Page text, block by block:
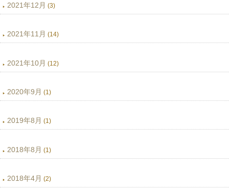
2021年12月 (3)
2021年11月 (14)
2021年10月 (12)
2020年9月 (1)
2019年8月 (1)
2018年8月 (1)
2018年4月 (2)